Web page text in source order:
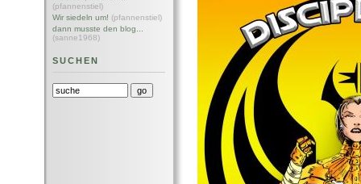
(pfannenstiel)
Wir siedeln um! (pfannenstiel)
dann musste den blog...
(sanne1968)
SUCHEN